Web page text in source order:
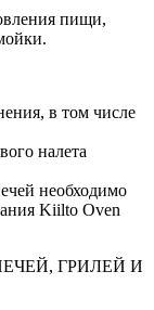
пищи,
в том числе
налета
необходимо
Kiilto Oven
ГРИЛЕЙ И